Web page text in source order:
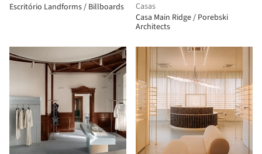
Escritório Landforms / Billboards
Casas
Casa Main Ridge / Porebski
Architects